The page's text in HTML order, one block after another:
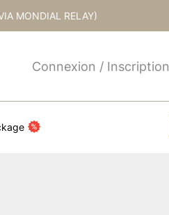
MONDIAL RELAY)
Connexion / Inscription